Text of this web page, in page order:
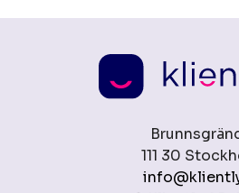
111 30